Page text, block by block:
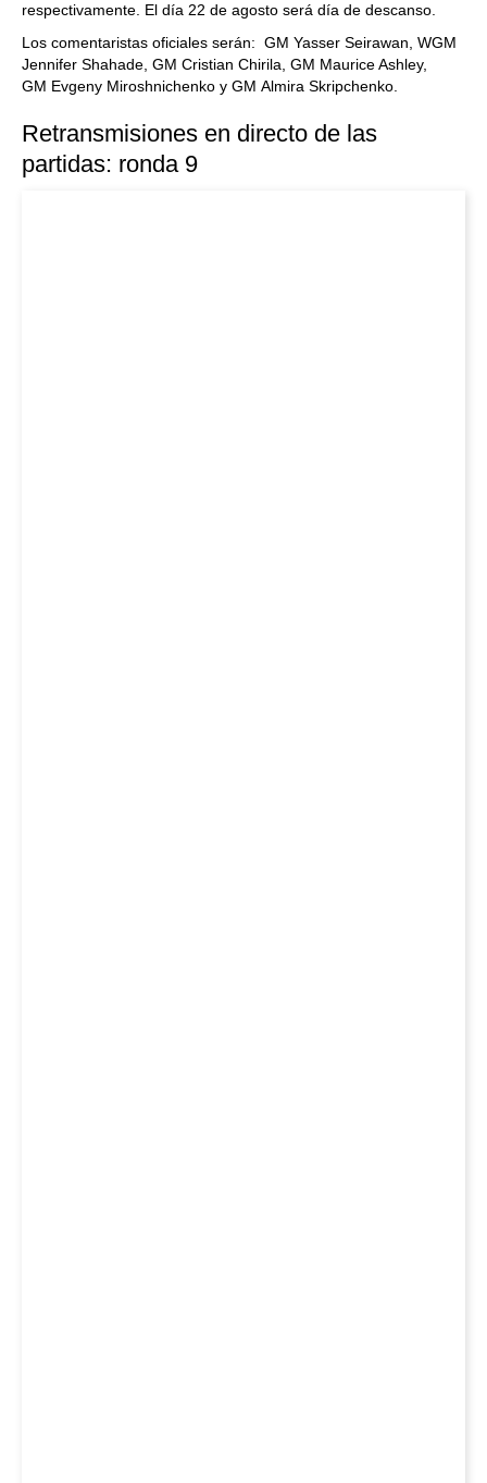
respectivamente. El día 22 de agosto será día de descanso.
Los comentaristas oficiales serán: GM Yasser Seirawan, WGM
Jennifer Shahade, GM Cristian Chirila, GM Maurice Ashley,
GM Evgeny Miroshnichenko y GM Almira Skripchenko.
Retransmisiones en directo de las
partidas: ronda 9